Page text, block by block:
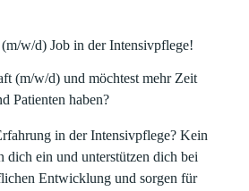
w/d) Job in der Intensivpflege!
(m/w/d) und möchtest mehr Zeit
Patienten haben?
in der Intensivpflege? Kein
dich ein und unterstützen dich bei
Entwicklung und sorgen für